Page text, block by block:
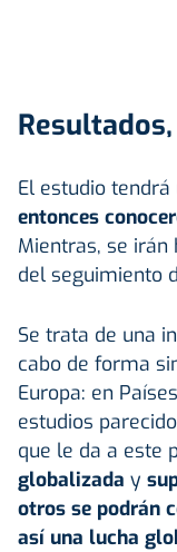
El estudio
entonces
Mientras, se irán
del seguimiento
Se trata de una
cabo de forma
Europa: en
estudios
que le da a este
globalizada y
otros se podrán
así una lucha